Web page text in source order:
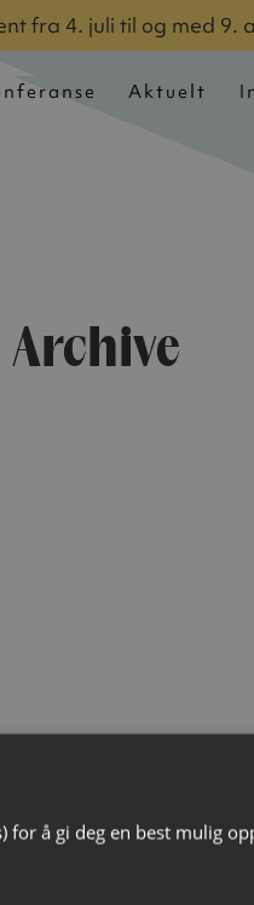
fra 4. juli til og med 9.
Aktuelt
Archive
for å gi deg en best mulig